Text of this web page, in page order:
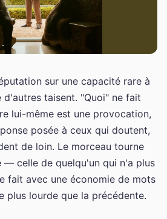
sur une capacité rare à
d'autres taisent. "Quoi" ne fait
lui-même est une provocation,
posée à ceux qui doutent,
de loin. Le morceau tourne
— celle de quelqu'un qui n'a plus
fait avec une économie de mots
plus lourde que la précédente.